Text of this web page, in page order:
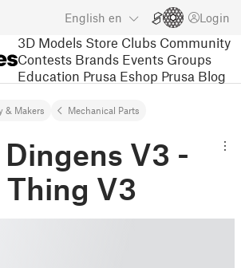
English en Login
3D Models Store Clubs Community
Contests Brands Events Groups
Education Prusa Eshop Prusa Blog
& Makers Mechanical Parts
V3 -
V3